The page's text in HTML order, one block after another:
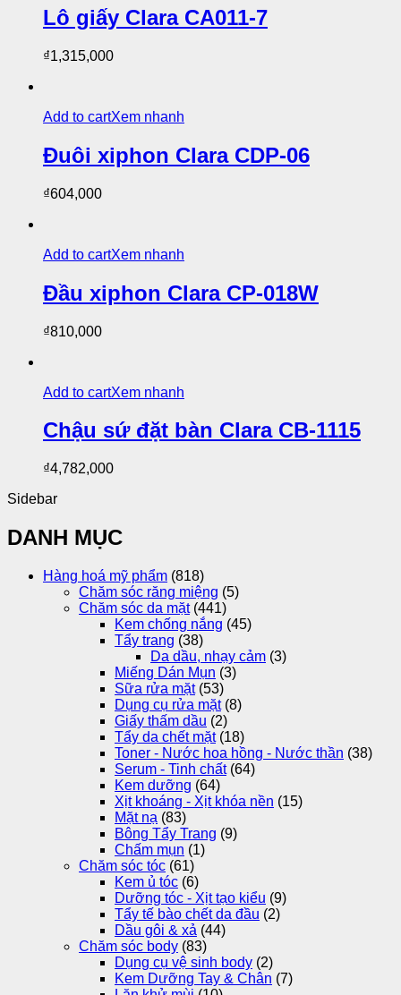
Lô giấy Clara CA011-7
₫1,315,000
Add to cartXem nhanh
Đuôi xiphon Clara CDP-06
₫604,000
Add to cartXem nhanh
Đầu xiphon Clara CP-018W
₫810,000
Add to cartXem nhanh
Chậu sứ đặt bàn Clara CB-1115
₫4,782,000
Sidebar
DANH MỤC
Hàng hoá mỹ phẩm (818)
Chăm sóc răng miệng (5)
Chăm sóc da mặt (441)
Kem chống nắng (45)
Tẩy trang (38)
Da dầu, nhạy cảm (3)
Miếng Dán Mụn (3)
Sữa rửa mặt (53)
Dụng cụ rửa mặt (8)
Giấy thấm dầu (2)
Tẩy da chết mặt (18)
Toner - Nước hoa hồng - Nước thần (38)
Serum - Tinh chất (64)
Kem dưỡng (64)
Xịt khoáng - Xịt khóa nền (15)
Mặt nạ (83)
Bông Tẩy Trang (9)
Chấm mụn (1)
Chăm sóc tóc (61)
Kem ủ tóc (6)
Dưỡng tóc - Xịt tạo kiểu (9)
Tẩy tế bào chết da đầu (2)
Dầu gôi & xả (44)
Chăm sóc body (83)
Dụng cụ vệ sinh body (2)
Kem Dưỡng Tay & Chân (7)